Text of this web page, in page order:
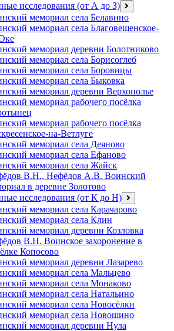
исследования (от А до З) открыть
меню
мемориал села Белавино
мемориал села Благовещенское-
мемориал деревни Болотниково
мемориал села Борисоглеб
мемориал села Боровицы
мемориал села Быковка
мемориал деревни Верхополье
мемориал рабочего посёлка
мемориал рабочего посёлка
на-Ветлуге
мемориал села Деяново
мемориал села Ефаново
мемориал села Жайск
В.Н., Нефёдов А.В. Воинский
в деревне Золотово
исследования (от К до Н) открыть
меню
мемориал села Карачарово
мемориал села Клин
мемориал деревни Козловка
В.Н. Воинское захоронение в
Копосово
мемориал деревни Лазарево
мемориал села Мальцево
мемориал села Монаково
мемориал села Натальино
мемориал села Новосёлки
мемориал села Новошино
мемориал деревни Нула